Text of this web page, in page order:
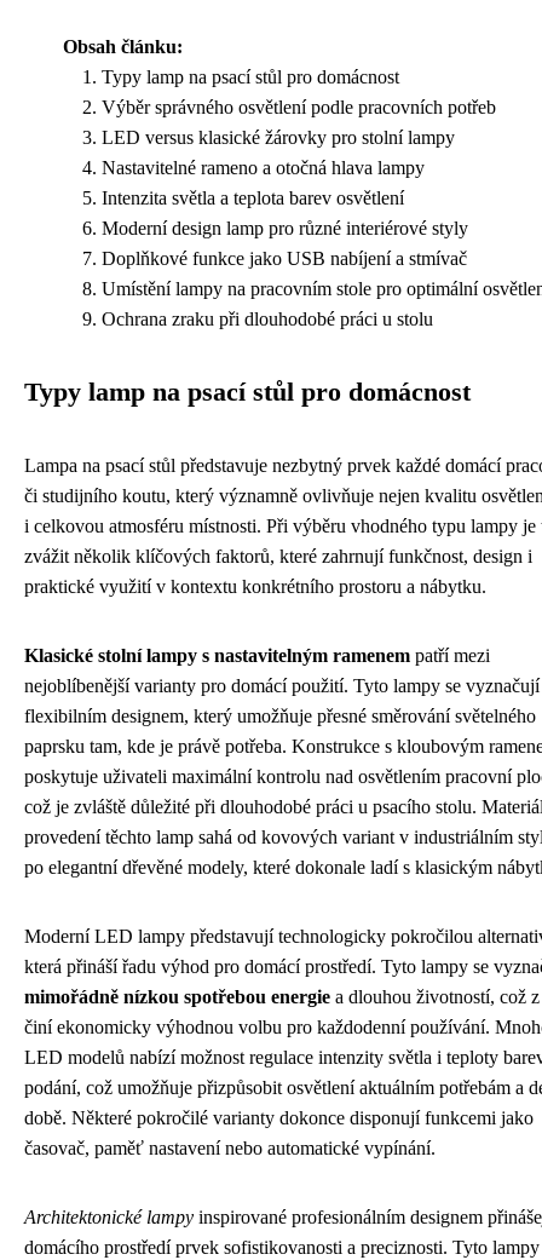
Obsah článku:
Typy lamp na psací stůl pro domácnost
Výběr správného osvětlení podle pracovních potřeb
LED versus klasické žárovky pro stolní lampy
Nastavitelné rameno a otočná hlava lampy
Intenzita světla a teplota barev osvětlení
Moderní design lamp pro různé interiérové styly
Doplňkové funkce jako USB nabíjení a stmívač
Umístění lampy na pracovním stole pro optimální
Ochrana zraku při dlouhodobé práci u stolu
Typy lamp na psací stůl pro domácnost
Lampa na psací stůl představuje nezbytný prvek každé domácí
či studijního koutu, který významně ovlivňuje nejen kvalitu
i celkovou atmosféru místnosti. Při výběru vhodného typu lampy je
zvážit několik klíčových faktorů, které zahrnují funkčnost, design i
praktické využití v kontextu konkrétního prostoru a nábytku.
Klasické stolní lampy s nastavitelným ramenem patří mezi
nejoblíbenější varianty pro domácí použití. Tyto lampy se vyznačují
flexibilním designem, který umožňuje přesné směrování světelného
paprsku tam, kde je právě potřeba. Konstrukce s kloubovým
poskytuje uživateli maximální kontrolu nad osvětlením pracovní
což je zvláště důležité při dlouhodobé práci u psacího stolu.
provedení těchto lamp sahá od kovových variant v industriálním
po elegantní dřevěné modely, které dokonale ladí s klasickým
Moderní LED lampy představují technologicky pokročilou
která přináší řadu výhod pro domácí prostředí. Tyto lampy se
mimořádně nízkou spotřebou energie a dlouhou životností, což
činí ekonomicky výhodnou volbu pro každodenní používání.
LED modelů nabízí možnost regulace intenzity světla i teploty
podání, což umožňuje přizpůsobit osvětlení aktuálním potřebám a
době. Některé pokročilé varianty dokonce disponují funkcemi jako
časovač, paměť nastavení nebo automatické vypínání.
Architektonické lampy inspirované profesionálním designem
domácího prostředí prvek sofistikovanosti a preciznosti. Tyto lampy